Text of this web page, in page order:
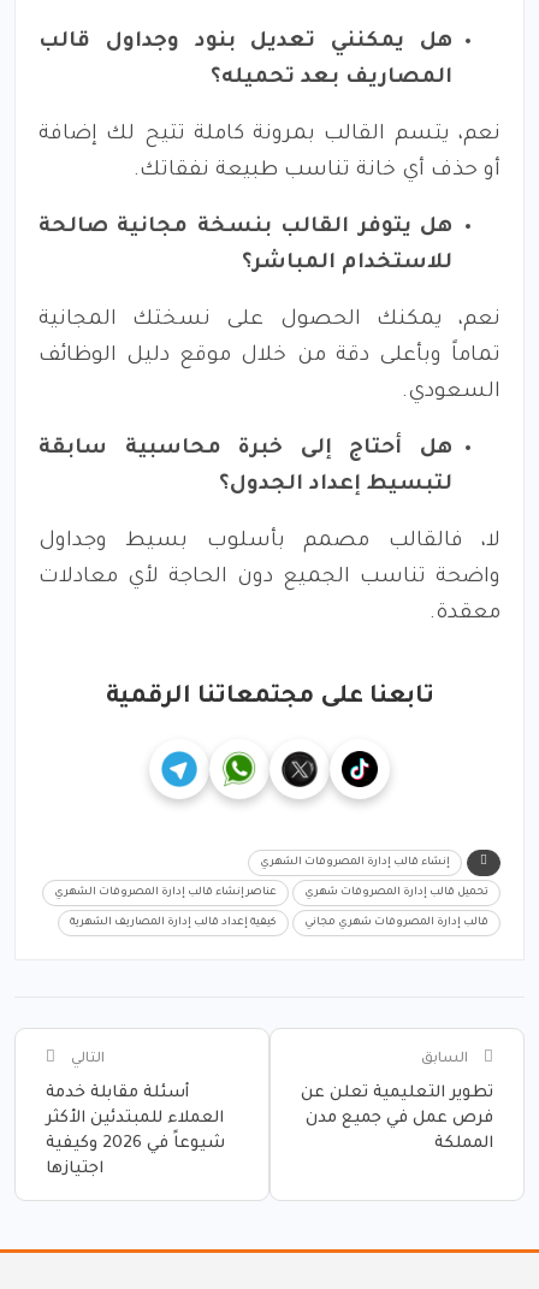
هل يمكنني تعديل بنود وجداول قالب
المصاريف بعد تحميله؟
نعم، يتسم القالب بمرونة كاملة تتيح لك إضافة
أو حذف أي خانة تناسب طبيعة نفقاتك.
هل يتوفر القالب بنسخة مجانية صالحة
للاستخدام المباشر؟
نعم، يمكنك الحصول على نسختك المجانية
تماماً وبأعلى دقة من خلال موقع دليل الوظائف
السعودي.
هل أحتاج إلى خبرة محاسبية سابقة
لتبسيط إعداد الجدول؟
لا، فالقالب مصمم بأسلوب بسيط وجداول
واضحة تناسب الجميع دون الحاجة لأي معادلات
معقدة.
تابعنا على مجتمعاتنا الرقمية
إنشاء قالب إدارة المصروفات الشهري
تحميل قالب إدارة المصروفات شهري عناصر إنشاء قالب إدارة المصروفات الشهري
قالب إدارة المصروفات شهري مجاني كيفية إعداد قالب إدارة المصاريف الشهرية
السابق
تطوير التعليمية تعلن عن
فرص عمل في جميع مدن
المملكة
التالي
أسئلة مقابلة خدمة
العملاء للمبتدئين الأكثر
شيوعاً في 2026 وكيفية
اجتيازها